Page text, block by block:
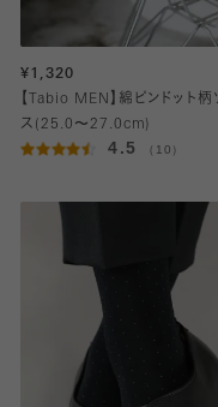
¥1,320
【Tabio MEN】綿ピンドット柄
ス(25.0〜27.0cm)
4.5 （10）